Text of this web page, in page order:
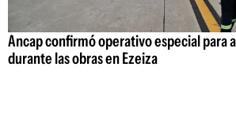
Ancap confirmó operativo especial para
durante las obras en Ezeiza